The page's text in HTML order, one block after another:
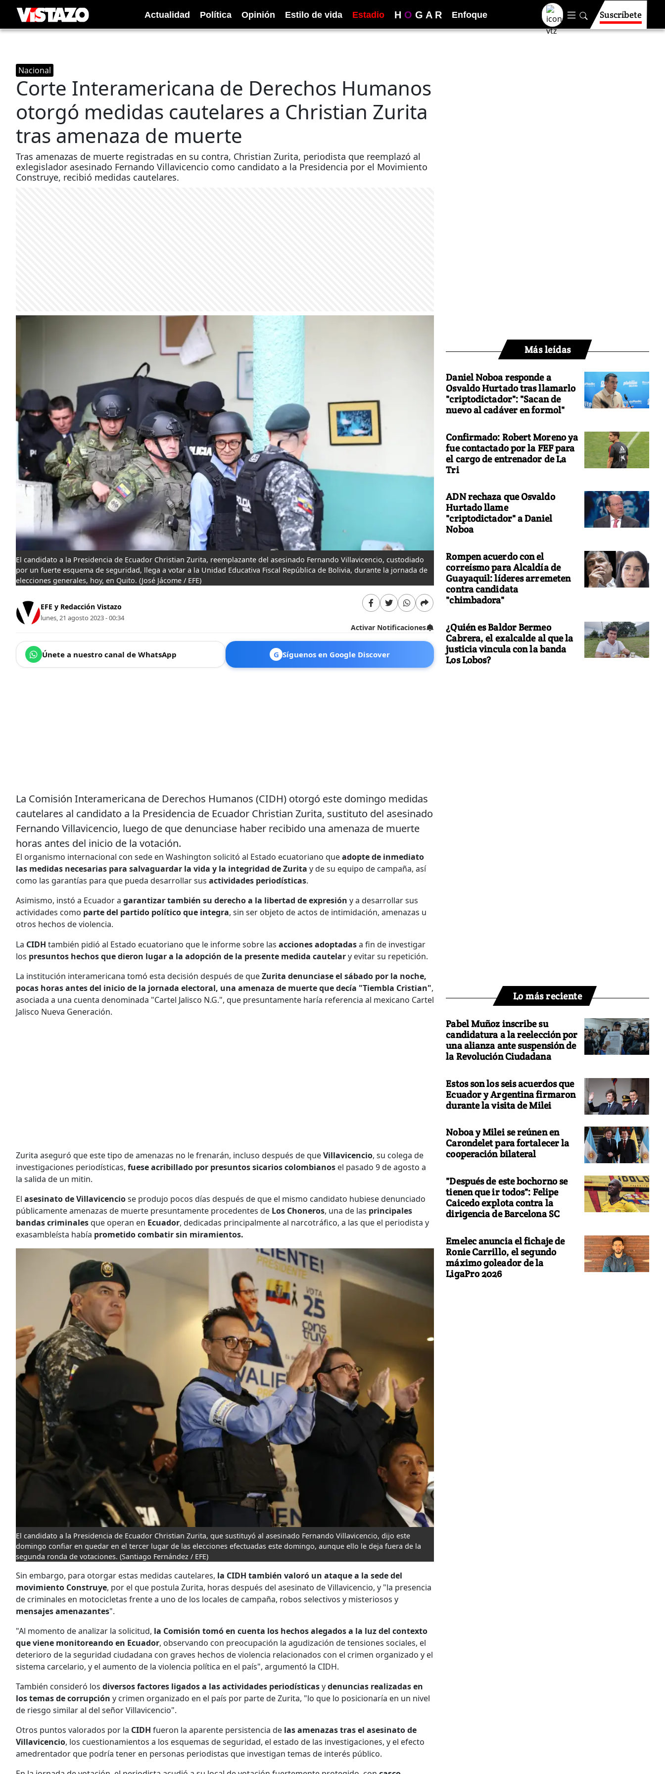
Actualidad Política Opinión Estilo de vida Estadio H O G A R Enfoque Suscríbete
Nacional
Corte Interamericana de Derechos Humanos
otorgó medidas cautelares a Christian Zurita
tras amenaza de muerte
Tras amenazas de muerte registradas en su contra, Christian Zurita, periodista que reemplazó al
exlegislador asesinado Fernando Villavicencio como candidato a la Presidencia por el Movimiento
Construye, recibió medidas cautelares.
El candidato a la Presidencia de Ecuador Christian Zurita, reemplazante del asesinado Fernando Villavicencio, custodiado
por un fuerte esquema de seguridad, llega a votar a la Unidad Educativa Fiscal República de Bolivia, durante la jornada de
elecciones generales, hoy, en Quito. (José Jácome / EFE)
EFE y Redacción Vistazo
lunes, 21 agosto 2023 - 00:34
Activar Notificaciones
Únete a nuestro canal de WhatsApp G Síguenos en Google Discover
La Comisión Interamericana de Derechos Humanos (CIDH) otorgó este domingo medidas
cautelares al candidato a la Presidencia de Ecuador Christian Zurita, sustituto del asesinado
Fernando Villavicencio, luego de que denunciase haber recibido una amenaza de muerte
horas antes del inicio de la votación.
El organismo internacional con sede en Washington solicitó al Estado ecuatoriano queadopte de inmediato
las medidas necesarias para salvaguardar la vida y la integridad de Zurita y de su equipo de campaña, así
como las garantías para que pueda desarrollar sus actividades periodísticas.
Asimismo, instó a Ecuador a garantizar también su derecho a la libertad de expresión y a desarrollar sus
actividades como parte del partido político que integra, sin ser objeto de actos de intimidación, amenazas u
otros hechos de violencia.
La CIDH también pidió al Estado ecuatoriano que le informe sobre las acciones adoptadasa fin de investigar
los presuntos hechos que dieron lugar a la adopción de la presente medida cautelary evitar su repetición.
La institución interamericana tomó esta decisión después de queZurita denunciase el sábado por la noche,
pocas horas antes del inicio de la jornada electoral, una amenaza de muerte que decía "Tiembla Cristian",
asociada a una cuenta denominada "Cartel Jalisco N.G.", que presuntamente haría referencia al mexicano Cartel
Jalisco Nueva Generación.
Zurita aseguró que este tipo de amenazas no le frenarán, incluso después de queVillavicencio, su colega de
investigaciones periodísticas, fuese acribillado por presuntos sicarios colombianos el pasado 9 de agosto a
la salida de un mitin.
El asesinato de Villavicenciose produjo pocos días después de que el mismo candidato hubiese denunciado
públicamente amenazas de muerte presuntamente procedentes de Los Choneros, una de las principales
bandas criminalesque operan en Ecuador, dedicadas principalmente al narcotráfico, a las que el periodista y
exasambleísta había prometido combatir sin miramientos.
El candidato a la Presidencia de Ecuador Christian Zurita, que sustituyó al asesinado Fernando Villavicencio, dijo este
domingo confiar en quedar en el tercer lugar de las elecciones efectuadas este domingo, aunque ello le deja fuera de la
segunda ronda de votaciones. (Santiago Fernández / EFE)
Sin embargo, para otorgar estas medidas cautelares, la CIDH también valoró un ataque a la sede del
movimiento Construye, por el que postula Zurita, horas después del asesinato de Villavicencio, y "la presencia
de criminales en motocicletas frente a uno de los locales de campaña, robos selectivos y misteriosos y
mensajes amenazantes".
"Al momento de analizar la solicitud, la Comisión tomó en cuenta los hechos alegados a la luz del contexto
que viene monitoreando en Ecuador, observando con preocupación la agudización de tensiones sociales, el
deterioro de la seguridad ciudadana con graves hechos de violencia relacionados con el crimen organizado y el
sistema carcelario, y el aumento de la violencia política en el país", argumentó la CIDH.
También consideró los diversos factores ligados a las actividades periodísticasydenuncias realizadas en
los temas de corrupción y crimen organizado en el país por parte de Zurita, "lo que lo posicionaría en un nivel
de riesgo similar al del señor Villavicencio".
Otros puntos valorados por la CIDH fueron la aparente persistencia de las amenazas tras el asesinato de
Villavicencio, los cuestionamientos a los esquemas de seguridad, el estado de las investigaciones, y el efecto
amedrentador que podría tener en personas periodistas que investigan temas de interés público.
Más leídas
Daniel Noboa responde a
Osvaldo Hurtado tras llamarlo
"criptodictador": "Sacan de
nuevo al cadáver en formol"
Confirmado: Robert Moreno ya
fue contactado por la FEF para
el cargo de entrenador de La
Tri
ADN rechaza que Osvaldo
Hurtado llame
"criptodictador" a Daniel
Noboa
Rompen acuerdo con el
correísmo para Alcaldía de
Guayaquil: líderes arremeten
contra candidata
"chimbadora"
¿Quién es Baldor Bermeo
Cabrera, el exalcalde al que la
justicia vincula con la banda
Los Lobos?
Lo más reciente
Pabel Muñoz inscribe su
candidatura a la reelección por
una alianza ante suspensión de
la Revolución Ciudadana
Estos son los seis acuerdos que
Ecuador y Argentina firmaron
durante la visita de Milei
Noboa y Milei se reúnen en
Carondelet para fortalecer la
cooperación bilateral
"Después de este bochorno se
tienen que ir todos": Felipe
Caicedo explota contra la
dirigencia de Barcelona SC
Emelec anuncia el fichaje de
Ronie Carrillo, el segundo
máximo goleador de la
LigaPro 2026